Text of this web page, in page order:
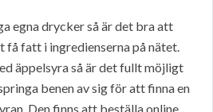
egna drycker så är det bra att
få fatt i ingredienserna på nätet.
äppelsyra så är det fullt möjligt
benen av sig för att finna en
Den finns att beställa online